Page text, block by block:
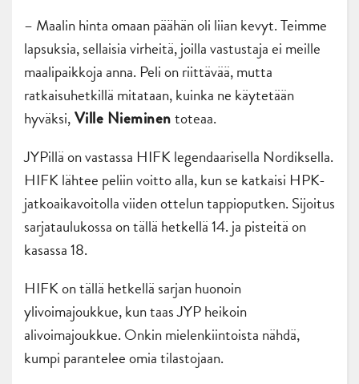
– Maalin hinta omaan päähän oli liian kevyt. Teimme
lapsuksia, sellaisia virheitä, joilla vastustaja ei meille
maalipaikkoja anna. Peli on riittävää, mutta
ratkaisuhetkillä mitataan, kuinka ne käytetään
hyväksi,Ville Nieminentoteaa.
JYPillä on vastassa HIFK legendaarisella Nordiksella.
HIFK lähtee peliin voitto alla, kun se katkaisi HPK-
jatkoaikavoitolla viiden ottelun tappioputken. Sijoitus
sarjataulukossa on tällä hetkellä 14. ja pisteitä on
kasassa 18.
HIFK on tällä hetkellä sarjan huonoin
ylivoimajoukkue, kun taas JYP heikoin
alivoimajoukkue. Onkin mielenkiintoista nähdä,
kumpi parantelee omia tilastojaan.